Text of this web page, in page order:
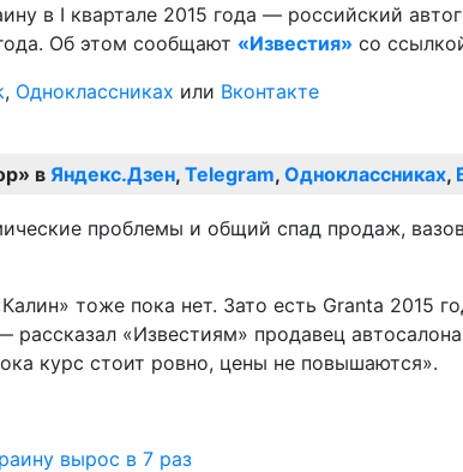
в I квартале 2015 года — российский
Об этом сообщают «Известия» со
, Одноклассниках или Вконтакте
в Яндекс.Дзен, Telegram, Одноклассниках,
проблемы и общий спад продаж,
тоже пока нет. Зато есть Granta 2015
«Известиям» продавец
курс стоит ровно, цены не повышаются».
вырос в 7 раз